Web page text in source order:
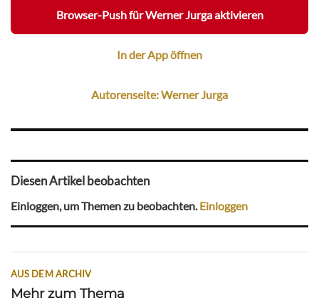
Browser-Push für Werner Jurga aktivieren
In der App öffnen
Autorenseite: Werner Jurga
Diesen Artikel beobachten
Einloggen, um Themen zu beobachten.Einloggen
AUS DEM ARCHIV
Mehr zum Thema